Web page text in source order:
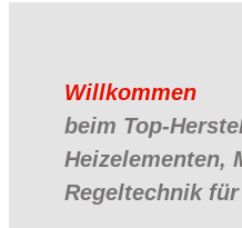
Willkommen
beim Top-
Heizelementen,
Regeltechnik